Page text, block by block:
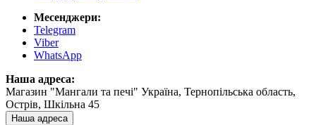
Месенджери:
Telegram
Viber
WhatsApp
Наша адреса:
Магазин "Мангали та печі" Україна, Тернопільська область,
Острів, Шкільна 45
Наша адреса